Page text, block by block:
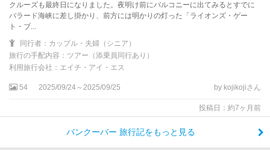
クルーズも最終日になりました。夜明け前にバルコニーに出てみるとすでに
バラード海峡に差し掛かり、前方には明かりの灯った「ライオンズ・ゲー
ト・ブ...
同行者：カップル・夫婦（シニア）
旅行の手配内容：ツアー（添乗員同行あり）
利用旅行会社：エイチ・アイ・エス
54 2025/09/24～2025/09/25 by kojikojiさん
投稿日：約7ヶ月前
バンクーバー 旅行記をもっと見る